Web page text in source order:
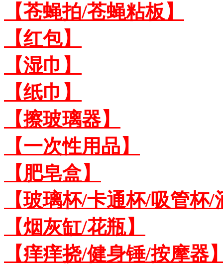
【苍蝇拍/苍蝇粘板】
【红包】
【湿巾】
【纸巾】
【擦玻璃器】
【一次性用品】
【肥皂盒】
【玻璃杯/卡通杯/吸管杯/
【烟灰缸/花瓶】
【痒痒挠/健身锤/按摩器